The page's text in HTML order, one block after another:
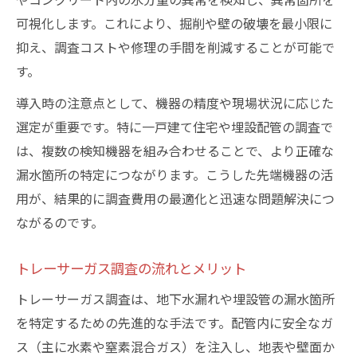
可視化します。これにより、掘削や壁の破壊を最小限に
抑え、調査コストや修理の手間を削減することが可能で
す。
導入時の注意点として、機器の精度や現場状況に応じた
選定が重要です。特に一戸建て住宅や埋設配管の調査で
は、複数の検知機器を組み合わせることで、より正確な
漏水箇所の特定につながります。こうした先端機器の活
用が、結果的に調査費用の最適化と迅速な問題解決につ
ながるのです。
トレーサーガス調査の流れとメリット
トレーサーガス調査は、地下水漏れや埋設管の漏水箇所
を特定するための先進的な手法です。配管内に安全なガ
ス（主に水素や窒素混合ガス）を注入し、地表や壁面か